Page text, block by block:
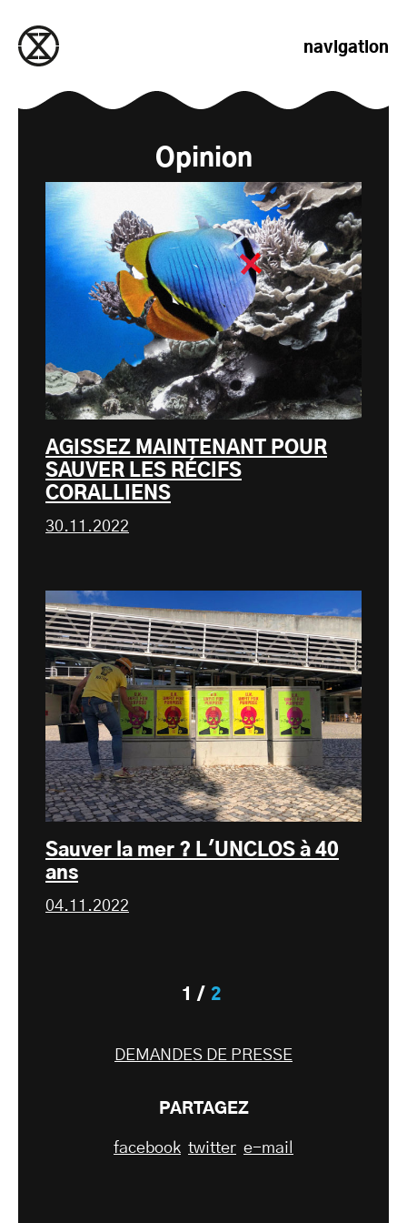
navigation
Opinion
AGISSEZ MAINTENANT POUR
SAUVER LES RÉCIFS
CORALLIENS
30.11.2022
Sauver la mer ? L'UNCLOS à 40
ans
04.11.2022
1 2
DEMANDES DE PRESSE
PARTAGEZ
facebook twitter e-mail